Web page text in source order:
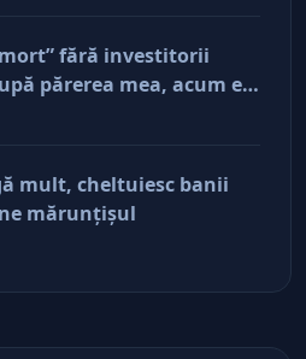
fără investitorii
părerea mea, acum e
nu face diferenţa între
mult, cheltuiesc banii
mărunţişul